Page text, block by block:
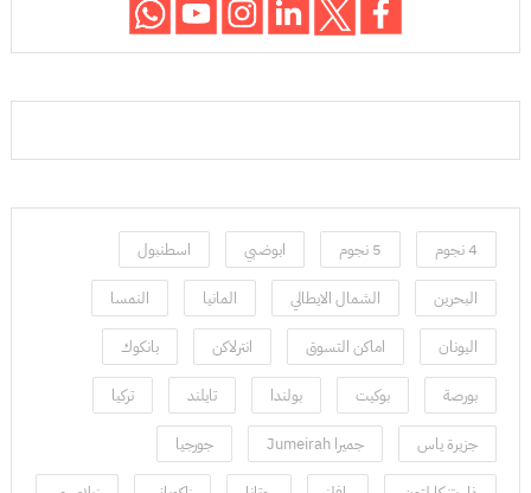
4 نجوم 5 نجوم ابوضبي اسطنبول
البحرين الشمال الايطالي المانيا النمسا
اليونان اماكن التسوق انترلاكن بانكوك
بورصة بوكيت بولندا تايلند تركيا
جزيرة ياس جميرا Jumeirah جورجيا